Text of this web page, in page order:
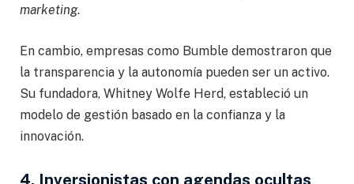
marketing.
En cambio, empresas como Bumble demostraron que
la transparencia y la autonomía pueden ser un activo.
Su fundadora, Whitney Wolfe Herd, estableció un
modelo de gestión basado en la confianza y la
innovación.